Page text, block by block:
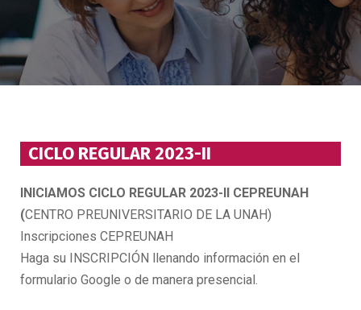
CICLO REGULAR 2023-II
INICIAMOS CICLO REGULAR 2023-II CEPREUNAH
(CENTRO PREUNIVERSITARIO DE LA UNAH)
Inscripciones CEPREUNAH
Haga su INSCRIPCIÓN llenando información en el
formulario Google o de manera presencial.